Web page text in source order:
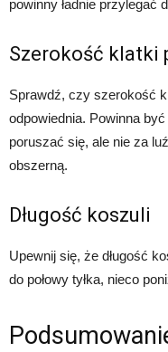
powinny ładnie przylegać
Szerokość klatki
Sprawdź, czy szerokość
odpowiednia. Powinna
poruszać się, ale nie za
obszerną.
Długość koszuli
Upewnij się, że długość
do połowy tyłka, nieco